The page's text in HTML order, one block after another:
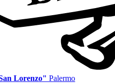
Lorenzo" Palermo